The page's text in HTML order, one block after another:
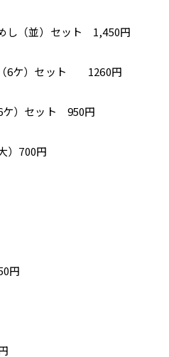
し（並）セット 1,450円
（6ケ）セット 1260円
ケ）セット 950円
）700円
円